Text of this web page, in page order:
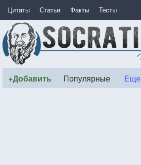
Цитаты Статьи Факты Тесты
+Добавить Популярные Еще